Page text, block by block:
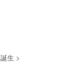
生 >